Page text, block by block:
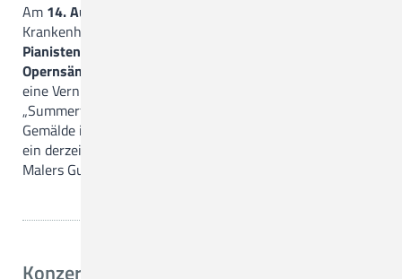
Am 14. August
Krankenhauses ab 17 Uhr zu einem
Pianisten und Musikpädagogen Aldo Brecke und der
Opernsängerin Sarah Williamson
eine Vernissage des Malclubs Palette zum Thema
„Summerfeeling“, der noch bis zum 10. September rund 40
Gemälde in der Arche-Galerie präsentiert. Das Foto zeigt
ein derzeit ausgestelltes Bild nach einem Motiv des
Malers Gustav Klimt.
Konzerte